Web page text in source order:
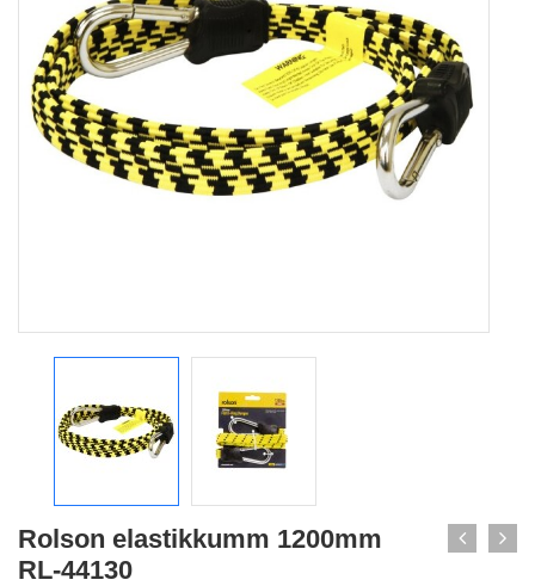
Rolson elastikkumm 1200mm
RL-44130